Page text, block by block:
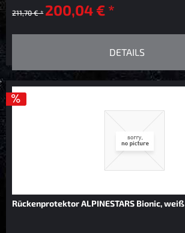
211,70 € * 200,04 € *
DETAILS
Rückenprotektor ALPINESTARS Bionic, weiß